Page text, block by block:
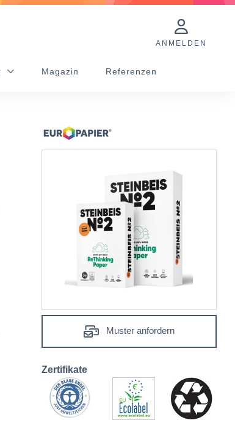
ANMELDEN
Magazin Referenzen
Muster anfordern
Zertifikate